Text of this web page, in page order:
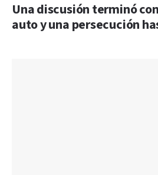
Una discusión terminó
auto y una persecución